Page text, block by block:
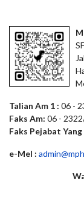
Talian Am 1 : 06 -
Faks Am: 06 -
Faks Pejabat
e-Mel :